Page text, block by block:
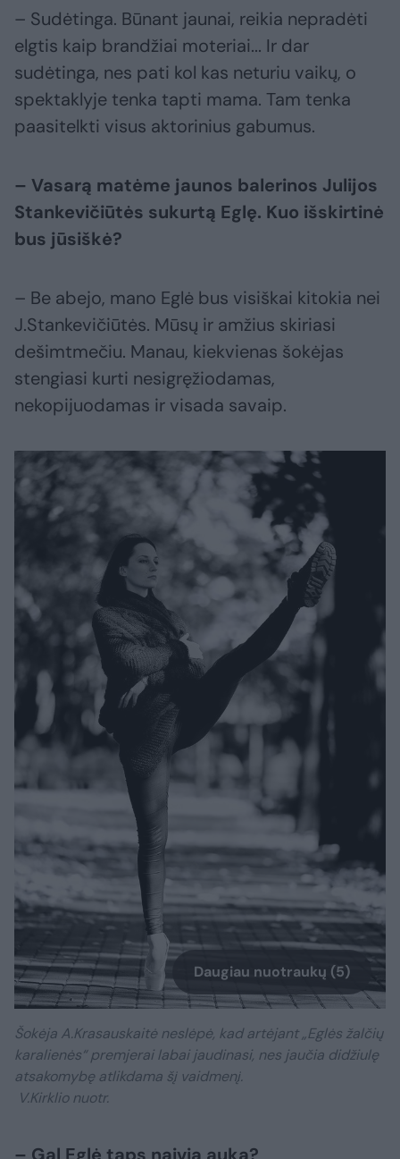
– Sudėtinga. Būnant jaunai, reikia nepradėti
elgtis kaip brandžiai moteriai... Ir dar
sudėtinga, nes pati kol kas neturiu vaikų, o
spektaklyje tenka tapti mama. Tam tenka
paasitelkti visus aktorinius gabumus.
– Vasarą matėme jaunos balerinos Julijos
Stankevičiūtės sukurtą Eglę. Kuo išskirtinė
bus jūsiškė?
– Be abejo, mano Eglė bus visiškai kitokia nei
J.Stankevičiūtės. Mūsų ir amžius skiriasi
dešimtmečiu. Manau, kiekvienas šokėjas
stengiasi kurti nesigręžiodamas,
nekopijuodamas ir visada savaip.
Daugiau nuotraukų (5)
Šokėja A.Krasauskaitė neslėpė, kad artėjant „Eglės žalčių
karalienės“ premjerai labai jaudinasi, nes jaučia didžiulę
atsakomybę atlikdama šį vaidmenį.
V.Kirklio nuotr.
– Gal Eglė taps naivia auka?